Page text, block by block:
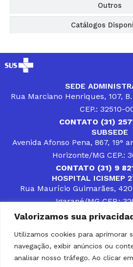
Valorizamos sua
Utilizamos cookies para aprimorar
navegação, exibir anúncios ou
analisar nosso tráfego. Ao clicar
Outros
Catálogos
SEDE
Rua Marciano Henriques, 107,
CEP.: 32510-
CONTATO (31)
SUBSEDE
Avenida Afonso Pena, 867, 19°
Horizonte/MG CEP.:
CONTATO (31) 9
HOSPITAL ICISMEP
Rua Maurício Guimarães,
Igarapé/MG CEP.:
CONTATOS (31) 3512-4400
DESENVOLVER SOLUÇÕES,
PÚBLICOS QUE
POPULAÇÃO DA REGIÃO EM
PARCEIRO DOS MUNICÍPIOS
SOLUÇÃO DE DIFICULDADES
GESTORES MUNICIPAIS, É O